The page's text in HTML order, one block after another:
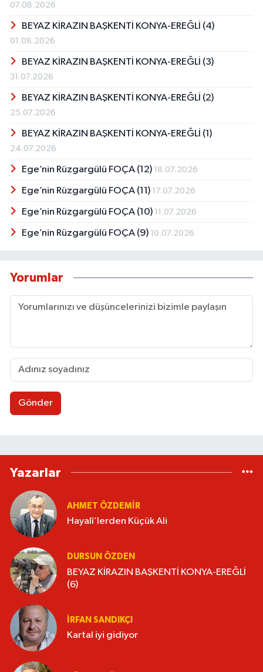
07.08.2026
BEYAZ KİRAZIN BAŞKENTİ KONYA-EREĞLİ (4)
01.08.2026
BEYAZ KİRAZIN BAŞKENTİ KONYA-EREĞLİ (3)
31.07.2026
BEYAZ KİRAZIN BAŞKENTİ KONYA-EREĞLİ (2)
25.07.2026
BEYAZ KİRAZIN BAŞKENTİ KONYA-EREĞLİ (1)
24.07.2026
Ege’nin Rüzgargülü FOÇA (12) 18.07.2026
Ege’nin Rüzgargülü FOÇA (11) 17.07.2026
Ege’nin Rüzgargülü FOÇA (10) 11.07.2026
Ege’nin Rüzgargülü FOÇA (9) 10.07.2026
Yorumlar
Gönder
Yazarlar
AHMET ÖZDEMIR
Hayalî’lerden Küçük Ali
DURSUN ÖZDEN
BEYAZ KİRAZIN BAŞKENTİ KONYA-EREĞLİ
(6)
İRFAN SANDIKÇI
Kartal iyi gidiyor